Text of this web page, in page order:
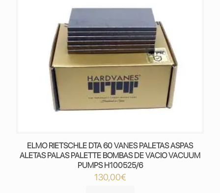
ELMO RIETSCHLE DTA 60 VANES PALETAS ASPAS
ALETAS PALAS PALETTE BOMBAS DE VACIO VACUUM
PUMPS H100525/6
130,00€